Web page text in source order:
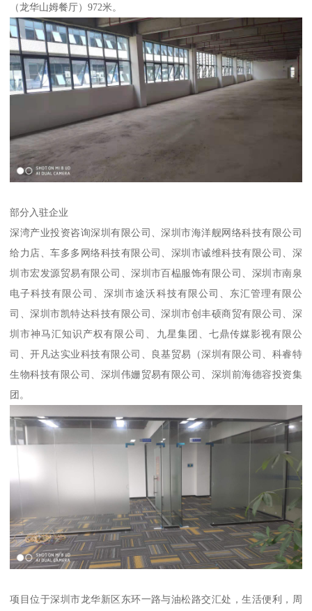
（龙华山姆餐厅）972米。
部分入驻企业
深湾产业投资咨询深圳有限公司、深圳市海洋舰网络科技有限公司
给力店、车多多网络科技有限公司、深圳市诚维科技有限公司、深
圳市宏发源贸易有限公司、深圳市百榀服饰有限公司、深圳市南泉
电子科技有限公司、深圳市途沃科技有限公司、东汇管理有限公
司、深圳市凯特达科技有限公司、深圳市创丰硕商贸有限公司、深
圳市神马汇知识产权有限公司、九星集团、七鼎传媒影视有限公
司、开凡达实业科技有限公司、良基贸易（深圳有限公司、科睿特
生物科技有限公司、深圳伟姗贸易有限公司、深圳前海德容投资集
团。
项目位于深圳市龙华新区东环一路与油松路交汇处，生活便利，周